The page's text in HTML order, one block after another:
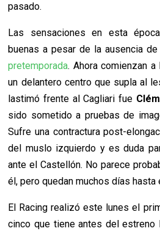
pasado.
Las sensaciones en esta
buenas a pesar de la ausencia de
pretemporada. Ahora comienzan
un delantero centro que supla al
lastimó frente al Cagliari fue
sido sometido a pruebas de
Sufre una contractura post-
del muslo izquierdo y es duda
ante el Castellón. No parece
él, pero quedan muchos días hasta
El Racing realizó este lunes el
cinco que tiene antes del estreno